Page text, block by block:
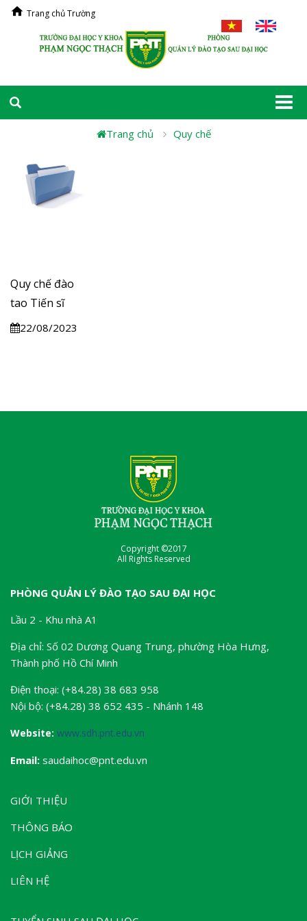
Trang chủ Trường
Trang chủ
Quy chế
Quy chế đào
tao Tiến sĩ
22/08/2023
Copyright ©2017
All Rights Reserved
PHÒNG QUẢN LÝ ĐÀO TẠO SAU ĐẠI HỌC
Lầu 2 - Khu nhà A1
Địa chỉ: Số 02 Dương Quang Trung, phường Hòa Hưng,
Thành phố Hồ Chí Minh
Điện thoại: (+84.28) 38 683 958
Nội bộ: (+84.28) 38 652 435 - Nhánh 148
Website: www.sdh.pnt.edu.vn
Email: saudaihoc@pnt.edu.vn
GIỚI THIỆU
THÔNG BÁO
LỊCH GIẢNG
LIÊN HỆ